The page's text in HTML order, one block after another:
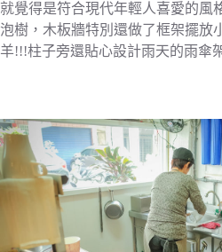
就覺得是符合現代年輕人喜愛的風
泡樹，木板牆特別還做了框架擺放
羊!!!柱子旁還貼心設計雨天的雨傘